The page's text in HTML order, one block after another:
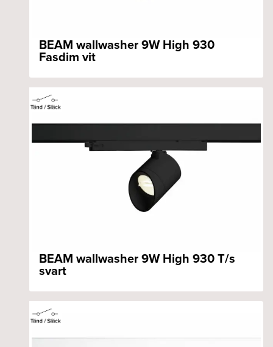
BEAM wallwasher 9W High 930
Fasdim vit
BEAM wallwasher 9W High 930 T/s
svart